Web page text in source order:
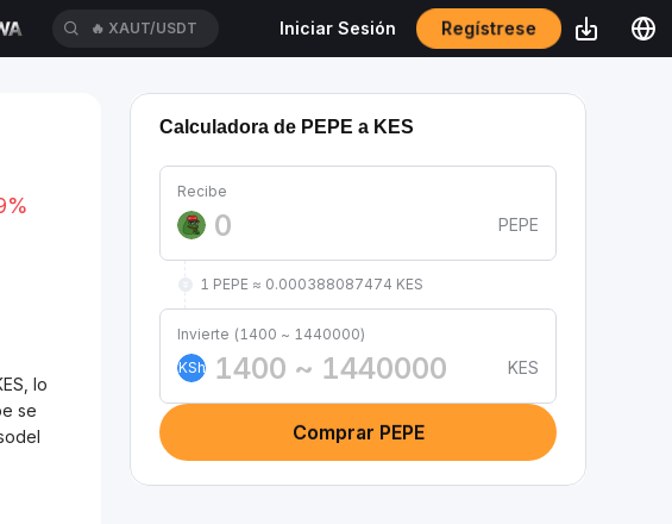
🔥 XAUT/USDT Iniciar Sesión Regístrese
lo
se
Calculadora de PEPE a KES
Recibe
PEPE
1 PEPE ≈ 0.000388087474 KES
Invierte (1400 ~ 1440000)
KSh
KES
Comprar PEPE